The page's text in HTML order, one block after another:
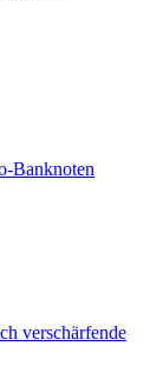
Banknoten
verschärfende